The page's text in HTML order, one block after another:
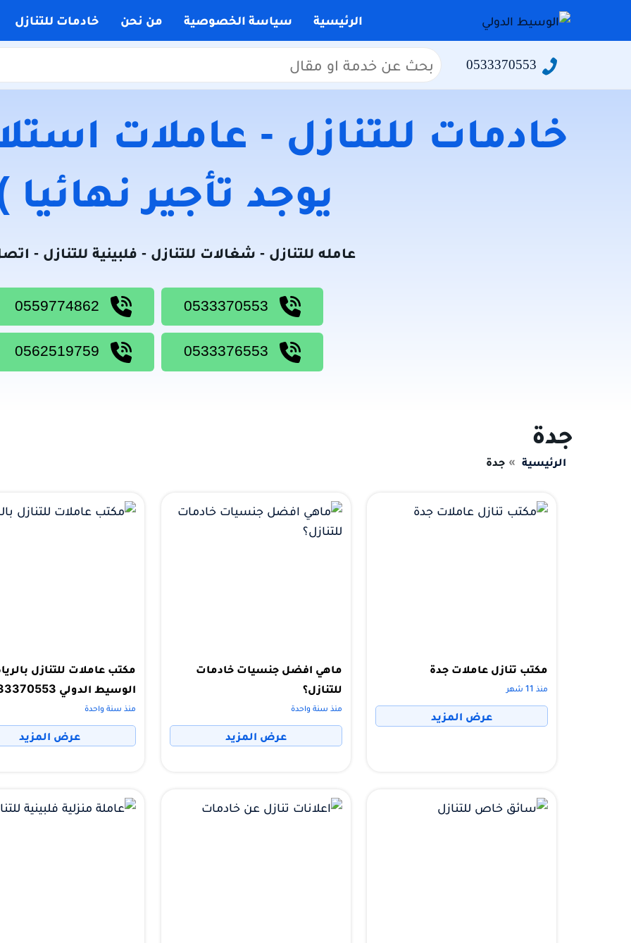
الرئيسية سياسة الخصوصية من نحن خادمات للتنازل
0533370553
البحث
عن:
خادمات للتنازل - عاملات
يوجد تأجير نهائيا
عامله للتنازل - شغالات للتنازل - فلبينية للتنازل -
جدة
الرئيسية جدة
مكتب تنازل عاملات جدة
منذ 11 شهر
عرض المزيد
ماهي افضل جنسيات خادمات
للتنازل؟
منذ سنة واحدة
عرض المزيد
مكتب عاملات للتنازل
الوسيط الدولي 0533370553
منذ سنة واحدة
عرض المزيد